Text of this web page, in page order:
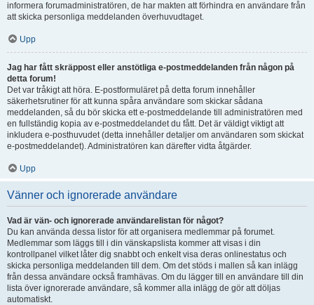
informera forumadministratören, de har makten att förhindra en användare från
att skicka personliga meddelanden överhuvudtaget.
Upp
Jag har fått skräppost eller anstötliga e-postmeddelanden från någon på
detta forum!
Det var tråkigt att höra. E-postformuläret på detta forum innehåller
säkerhetsrutiner för att kunna spåra användare som skickar sådana
meddelanden, så du bör skicka ett e-postmeddelande till administratören med
en fullständig kopia av e-postmeddelandet du fått. Det är väldigt viktigt att
inkludera e-posthuvudet (detta innehåller detaljer om användaren som skickat
e-postmeddelandet). Administratören kan därefter vidta åtgärder.
Upp
Vänner och ignorerade användare
Vad är vän- och ignorerade användarelistan för något?
Du kan använda dessa listor för att organisera medlemmar på forumet.
Medlemmar som läggs till i din vänskapslista kommer att visas i din
kontrollpanel vilket låter dig snabbt och enkelt visa deras onlinestatus och
skicka personliga meddelanden till dem. Om det stöds i mallen så kan inlägg
från dessa användare också framhävas. Om du lägger till en användare till din
lista över ignorerade användare, så kommer alla inlägg de gör att döljas
automatiskt.